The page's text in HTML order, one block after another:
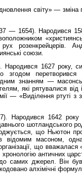
світу» —
— 1654). Народився
розенкрейцерів.
союзи.
1627 року,
згодом перетворився
знанням —
які рятувалися від
— «Виділення ртуті
Народився 1642 року
шотландського
що Ньютон
відомим масоном,
що вважалася
античних
до самих джерел. Він
алхімічні